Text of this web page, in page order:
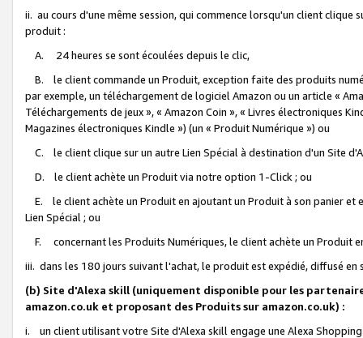
ii. au cours d'une même session, qui commence lorsqu'un client
produit :
A. 24 heures se sont écoulées depuis le clic,
B. le client commande un Produit, exception faite des produits
par exemple, un téléchargement de logiciel Amazon ou un article «
Téléchargements de jeux », « Amazon Coin », « Livres électroniques
Magazines électroniques Kindle ») (un « Produit Numérique ») ou
C. le client clique sur un autre Lien Spécial à destination d'un Site
D. le client achète un Produit via notre option 1-Click ; ou
E. le client achète un Produit en ajoutant un Produit à son panier et
Lien Spécial ; ou
F. concernant les Produits Numériques, le client achète un Produit
iii. dans les 180 jours suivant l'achat, le produit est expédié, diffusé
(b) Site d'Alexa skill (uniquement disponible pour les
amazon.co.uk et proposant des Produits sur amazon.co.uk) :
i. un client utilisant votre Site d'Alexa skill engage une Alexa